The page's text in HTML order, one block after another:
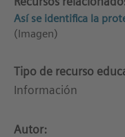
Así se identifica la
(Imagen)
Tipo de recurso
Información
Autor: